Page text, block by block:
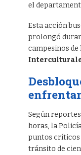
el
Esta acción
prolongó
campesinos de
Según
horas, la
puntos críticos
tránsito de